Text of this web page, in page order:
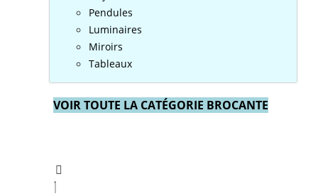
Pendules
Luminaires
Miroirs
Tableaux
VOIR TOUTE LA CATÉGORIE BROCANTE